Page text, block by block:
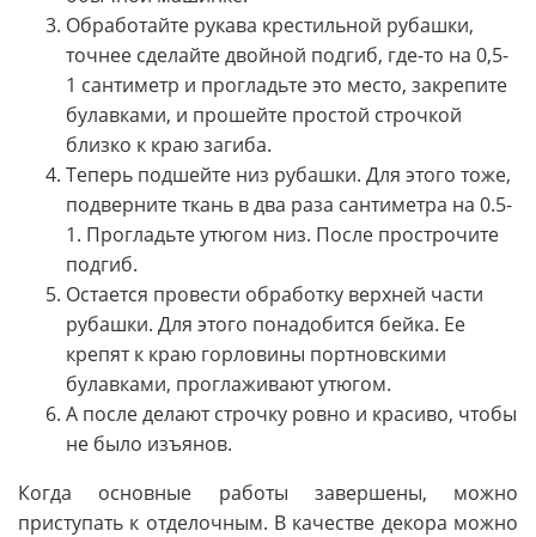
Обработайте рукава крестильной рубашки,
точнее сделайте двойной подгиб, где-то на 0,5-
1 сантиметр и прогладьте это место, закрепите
булавками, и прошейте простой строчкой
близко к краю загиба.
Теперь подшейте низ рубашки. Для этого тоже,
подверните ткань в два раза сантиметра на 0.5-
1. Прогладьте утюгом низ. После прострочите
подгиб.
Остается провести обработку верхней части
рубашки. Для этого понадобится бейка. Ее
крепят к краю горловины портновскими
булавками, проглаживают утюгом.
А после делают строчку ровно и красиво, чтобы
не было изъянов.
Когда основные работы завершены, можно
приступать к отделочным. В качестве декора можно